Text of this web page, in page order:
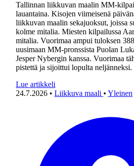
Tallinnan liikkuvan maalin MM-
lauantaina. Kisojen viimeisenä
liikkuvan maalin sekajuoksut, joissa
kolme mitalia. Miesten kilpailussa
mitalia. Vuorimaa ampui tuloksen
uusimaan MM-pronssista Puolan
Jesper Nybergin kanssa. Vuorimaa
pistettä ja sijoittui lopulta
Lue artikkeli
24.7.2026 • Liikkuva maali • Yleinen